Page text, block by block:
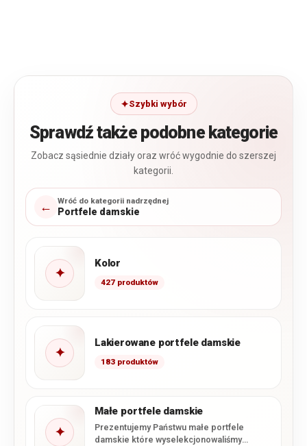
Szybki wybór
Sprawdź także podobne kategorie
Zobacz sąsiednie działy oraz wróć wygodnie do szerszej
kategorii.
← Wróć do kategorii nadrzędnej
Portfele damskie
✦
Kolor
427 produktów
✦
Lakierowane portfele damskie
183 produktów
✦
Małe portfele damskie
Prezentujemy Państwu małe portfele
damskie które wyselekcjonowaliśmy